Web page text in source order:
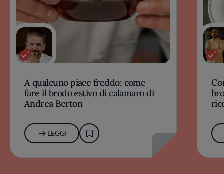
A qualcuno piace freddo: come
fare il brodo estivo di calamaro di
Andrea Berton
LEGGI